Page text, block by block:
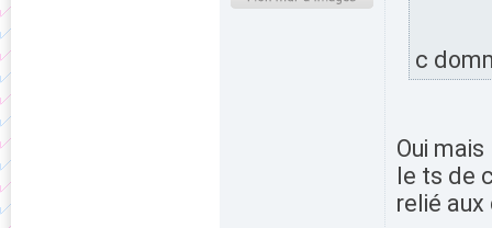
c
Oui
le ts de
relié